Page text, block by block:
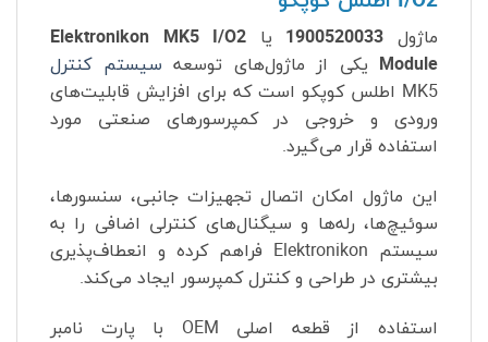
ماژول 1900520033 یا Elektronikon MK5 I/O2
Module یکی از ماژول‌های توسعه سیستم کنترل
MK5 اطلس کوپکو است که برای افزایش قابلیت‌های
ورودی و خروجی در کمپرسورهای صنعتی مورد
استفاده قرار می‌گیرد.
این ماژول امکان اتصال تجهیزات جانبی، سنسورها،
سوئیچ‌ها، رله‌ها و سیگنال‌های کنترلی اضافی را به
سیستم Elektronikon فراهم کرده و انعطاف‌پذیری
بیشتری در طراحی و کنترل کمپرسور ایجاد می‌کند.
استفاده از قطعه اصلی OEM با پارت نامبر